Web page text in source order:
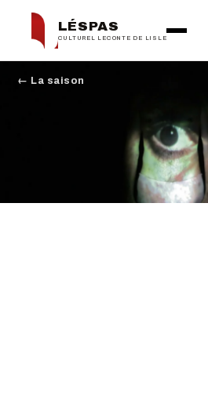
LÉSPAS
CULTUREL LECONTE DE LISLE
← La saison